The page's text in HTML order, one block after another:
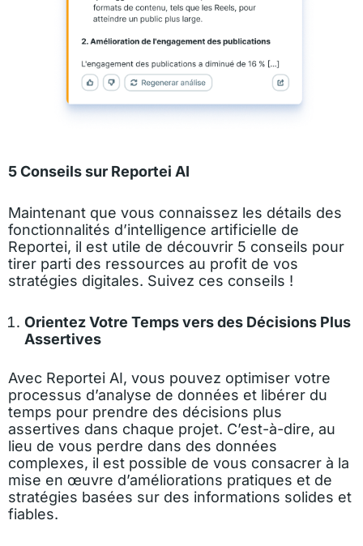
5 Conseils sur Reportei AI
Maintenant que vous connaissez les détails des
fonctionnalités d’intelligence artificielle de
Reportei, il est utile de découvrir 5 conseils pour
tirer parti des ressources au profit de vos
stratégies digitales. Suivez ces conseils !
Orientez Votre Temps vers des Décisions Plus
Assertives
Avec Reportei AI, vous pouvez optimiser votre
processus d’analyse de données et libérer du
temps pour prendre des décisions plus
assertives dans chaque projet. C’est-à-dire, au
lieu de vous perdre dans des données
complexes, il est possible de vous consacrer à la
mise en œuvre d’améliorations pratiques et de
stratégies basées sur des informations solides et
fiables.